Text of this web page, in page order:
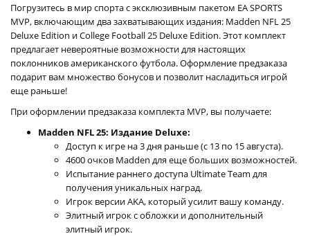
Погрузитесь в мир спорта с эксклюзивным пакетом EA SPORTS
MVP, включающим два захватывающих издания: Madden NFL 25
Deluxe Edition и College Football 25 Deluxe Edition. Этот комплект
предлагает невероятные возможности для настоящих
поклонников американского футбола. Оформление предзаказа
подарит вам множество бонусов и позволит насладиться игрой
еще раньше!
При оформлении предзаказа комплекта MVP, вы получаете:
Madden NFL 25: Издание Deluxe:
Доступ к игре на 3 дня раньше (с 13 по 15 августа).
4600 очков Madden для еще больших возможностей.
Испытание раннего доступа Ultimate Team для
получения уникальных наград.
Игрок версии AKA, который усилит вашу команду.
Элитный игрок с обложки и дополнительный
элитный игрок.